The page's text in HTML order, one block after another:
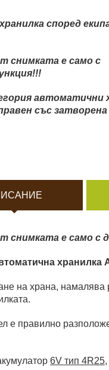
и
панели и
виждане
продукти
според
снимката е само с
автоматични
със затворена
снимката е само с
хранилка
на храна, намалява
е правилно
6V тип 4R25